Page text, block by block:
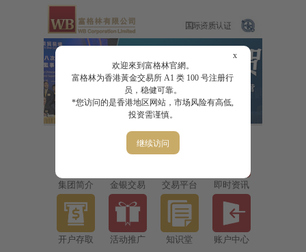
x
欢迎來到富格林官網。
富格林为香港黃金交易所 A1 类 100 号注册行
员，稳健可靠。
*您访问的是香港地区网站，市场风险有高低,
投资需谨慎。
继续访问
集团简介 金银交易 交易平台 即时资讯
开户存取 活动推广 知识堂 账户中心